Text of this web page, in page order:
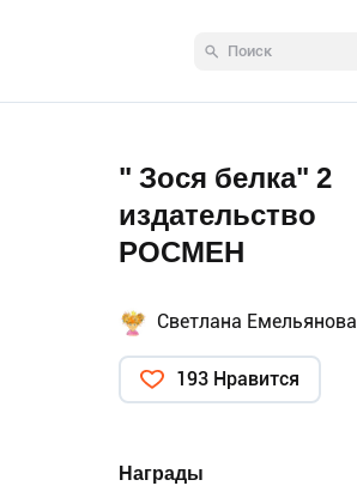
" Зося белка" 2
издательство
РОСМЕН
Светлана Емельянова
193 Нравится
Награды